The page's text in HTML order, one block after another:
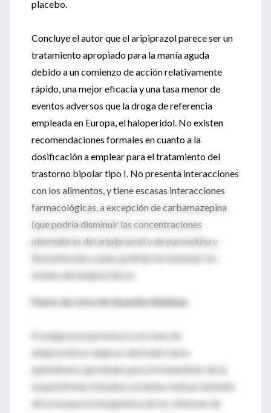
placebo.
Concluye el autor que el aripiprazol parece ser un
tratamiento apropiado para la manía aguda
debido a un comienzo de acción relativamente
rápido, una mejor eficacia y una tasa menor de
eventos adversos que la droga de referencia
empleada en Europa, el haloperidol. No existen
recomendaciones formales en cuanto a la
dosificación a emplear para el tratamiento del
trastorno bipolar tipo I. No presenta interacciones
con los alimentos, y tiene escasas interacciones
farmacológicas, a excepción de carbamazepina
(que podría disminuir las concentraciones
plasmáticas del aripiprazol) y de paroxetina y
fluoxetina (las cuales podrían incrementar los
niveles del antipsicótico).
Punto de vista de Anantha Shekhar
El aripiprazol pertenece a la clase de
antipsicóticos atípicos derivados de la
quinolinona, aprobado para el tratamiento de la
esquizofrenia. Estudios recientes indican también
eficacia para la terapéutica de los síntomas de